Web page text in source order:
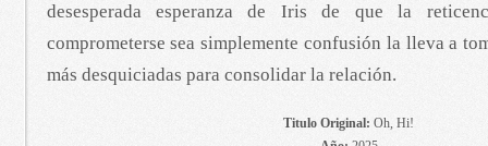
desesperada esperanza de Iris de que la
comprometerse sea simplemente confusión la lleva a
más desquiciadas para consolidar la relación.
Titulo Original: Oh, Hi!